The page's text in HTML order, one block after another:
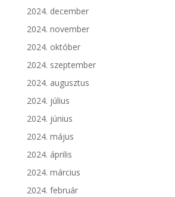
2024. december
2024. november
2024. október
2024. szeptember
2024. augusztus
2024. július
2024. június
2024. május
2024. április
2024. március
2024. február